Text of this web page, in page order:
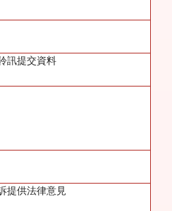
訊提交資料
提供法律意見